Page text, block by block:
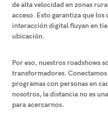
de alta velocidad en zonas
acceso. Esto garantiza que
interacción digital fluyan en
ubicación.
Por eso, nuestros roadshows
transformadores.
programas con personas en
nosotros, la distancia no es
para acercarnos.